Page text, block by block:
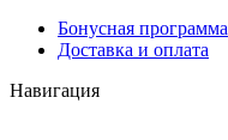
Бонусная программа
Доставка и оплата
Навигация